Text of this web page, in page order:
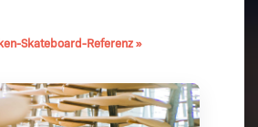
Skateboard-Referenz »